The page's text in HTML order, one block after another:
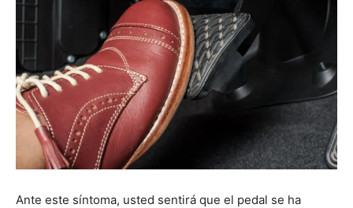
Ante este síntoma, usted sentirá que el pedal se ha